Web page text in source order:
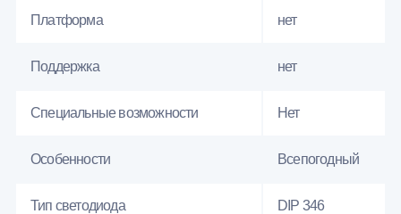
Платформа нет
Поддержка нет
Специальные возможности Нет
Особенности Всепогодный
Тип светодиода DIP 346